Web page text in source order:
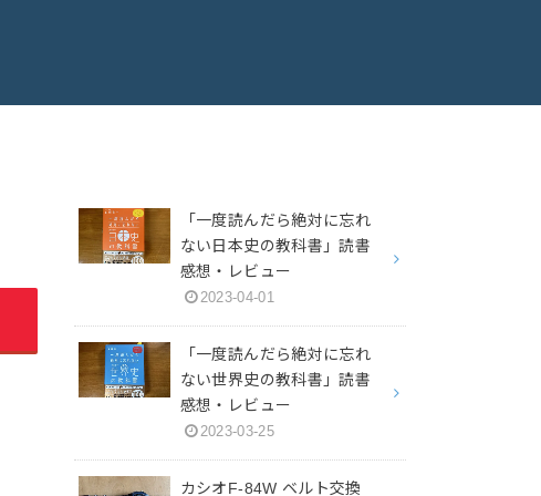
「一度読んだら絶対に忘れ
ない日本史の教科書」読書
感想・レビュー
2023-04-01
「一度読んだら絶対に忘れ
ない世界史の教科書」読書
感想・レビュー
2023-03-25
カシオF-84W ベルト交換